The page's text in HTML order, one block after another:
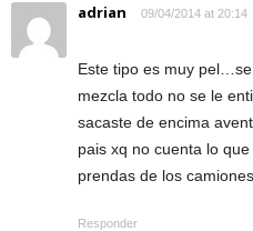
adrian 09/04/2014 at 20:14
Este tipo es muy
mezcla todo no se le
sacaste de encima
pais xq no cuenta lo
prendas de los
Responder